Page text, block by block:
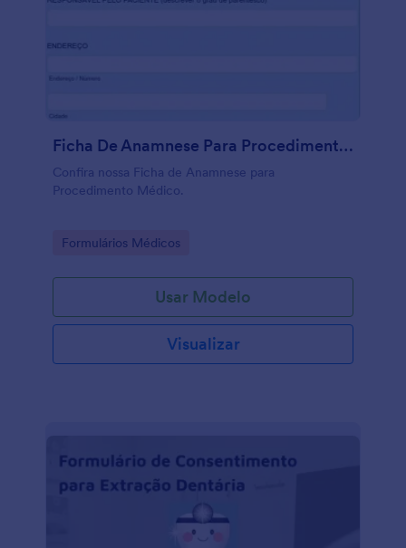
Ficha De Anamnese Para Procedimento Médico
Confira nossa Ficha de Anamnese para
Procedimento Médico.
Go to Category:
Formulários Médicos
Usar Modelo
Visualizar